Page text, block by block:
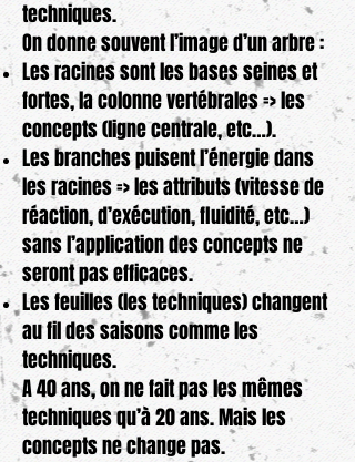
techniques.
On donne souvent l’image d’un arbre :
Les racines sont les bases seines et
fortes, la colonne vertébrales => les
concepts (ligne centrale, etc…).
Les branches puisent l’énergie dans
les racines => les attributs (vitesse de
réaction, d’exécution, fluidité, etc…)
sans l’application des concepts ne
seront pas efficaces.
Les feuilles (les techniques) changent
au fil des saisons comme les
techniques.
A 40 ans, on ne fait pas les mêmes
techniques qu’à 20 ans. Mais les
concepts ne change pas.